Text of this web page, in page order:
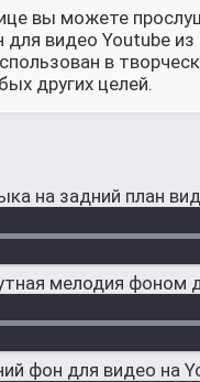
вы можете
для видео Youtube
в
других целей.
на задний план
мелодия фоном
фон для видео на